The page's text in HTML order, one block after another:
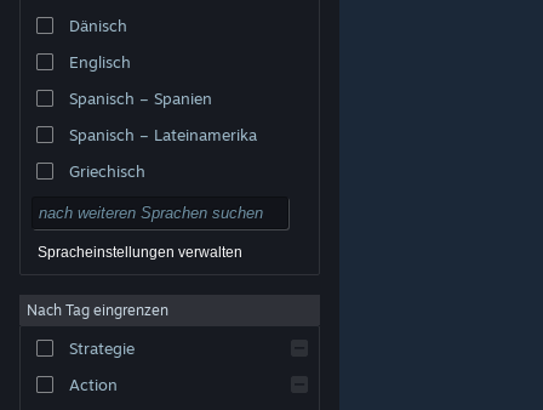
© Valve Corporation. Alle Rechte vorbehalten. Alle
USA und anderen Ländern.
Rechtliches
Barrierefreiheit
Nutzungsvertrag
Dänisch
Englisch
Spanisch – Spanien
Spanisch – Lateinamerika
Griechisch
Spracheinstellungen verwalten
Nach Tag eingrenzen
Strategie
Action